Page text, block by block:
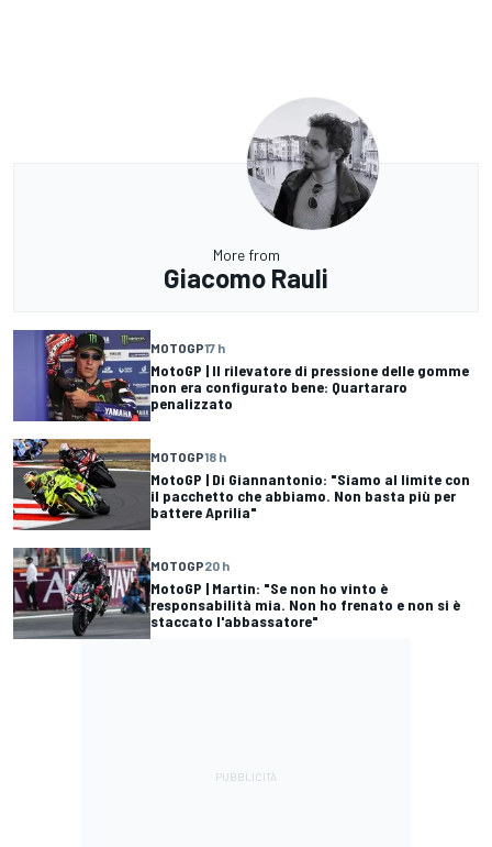
More from
Giacomo Rauli
MOTOGP17 h
MotoGP | Il rilevatore di pressione delle gomme
non era configurato bene: Quartararo
penalizzato
MOTOGP18 h
MotoGP | Di Giannantonio: "Siamo al limite con
il pacchetto che abbiamo. Non basta più per
battere Aprilia"
MOTOGP20 h
MotoGP | Martin: "Se non ho vinto è
responsabilità mia. Non ho frenato e non si è
staccato l'abbassatore"